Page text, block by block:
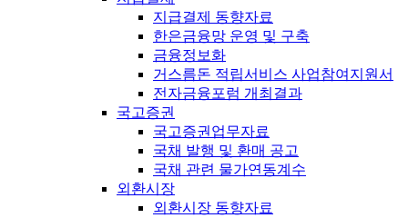
지급결제 동향자료
한은금융망 운영 및 구축
금융정보화
거스름돈 적립서비스 사업참여지원서
전자금융포럼 개최결과
국고증권
국고증권업무자료
국채 발행 및 환매 공고
국채 관련 물가연동계수
외환시장
외환시장 동향자료